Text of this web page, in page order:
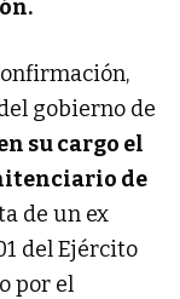
gobierno de
su cargo el
de
de un ex
del Ejército
por el